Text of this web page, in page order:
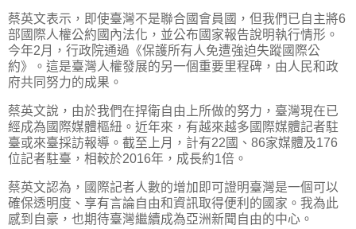
蔡英文表示，即使臺灣不是聯合國會員國，但我們已自主將6
部國際人權公約國內法化，並公布國家報告說明執行情形。
今年2月，行政院通過《保護所有人免遭強迫失蹤國際公
約》。這是臺灣人權發展的另一個重要里程碑，由人民和政
府共同努力的成果。
蔡英文說，由於我們在捍衛自由上所做的努力，臺灣現在已
經成為國際媒體樞紐。近年來，有越來越多國際媒體記者駐
臺或來臺採訪報導。截至上月，計有22國、86家媒體及176
位記者駐臺，相較於2016年，成長約1倍。
蔡英文認為，國際記者人數的增加即可證明臺灣是一個可以
確保透明度、享有言論自由和資訊取得便利的國家。我為此
感到自豪，也期待臺灣繼續成為亞洲新聞自由的中心。